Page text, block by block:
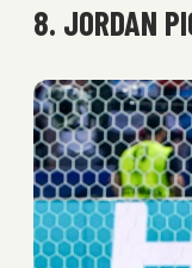
8. JORDAN